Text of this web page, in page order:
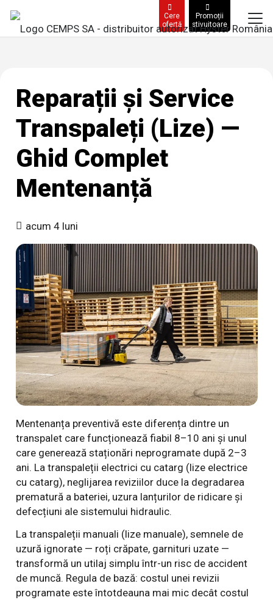
Cere
ofertă
Promoții
stivuitoare
Reparații și Service
Transpaleți (Lize) —
Ghid Complet
Mentenanță
acum 4 luni
Mentenanța preventivă este diferența dintre un
transpalet care funcționează fiabil 8–10 ani și unul
care generează staționări neprogramate după 2–3
ani. La transpaleții electrici cu catarg (lize electrice
cu catarg), neglijarea reviziilor duce la degradarea
prematură a bateriei, uzura lanțurilor de ridicare și
defecțiuni ale sistemului hidraulic.
La transpaleții manuali (lize manuale), semnele de
uzură ignorate — roți crăpate, garnituri uzate —
transformă un utilaj simplu într-un risc de accident
de muncă. Regula de bază: costul unei revizii
programate este întotdeauna mai mic decât costul